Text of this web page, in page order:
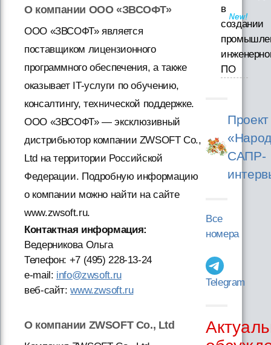
О компании ООО «ЗВСОФТ»
ООО «ЗВСОФТ» является
поставщиком лицензионного
программного обеспечения, а также
оказывает IT-услуги по обучению,
консалтингу, технической поддержке.
ООО «ЗВСОФТ» — эксклюзивный
дистрибьютор компании ZWSOFT Co.,
Ltd на территории Российской
Федерации. Подробную информацию
о компании можно найти на сайте
www.zwsoft.ru.
Контактная информация:
Ведерникова Ольга
Телефон: +7 (495) 228-13-24
e-mail: info@zwsoft.ru
веб-сайт:www.zwsoft.ru
О компании ZWSOFT Co., Ltd
в
создании
ПО
Проект
САПР-
Все
номера
Telegram